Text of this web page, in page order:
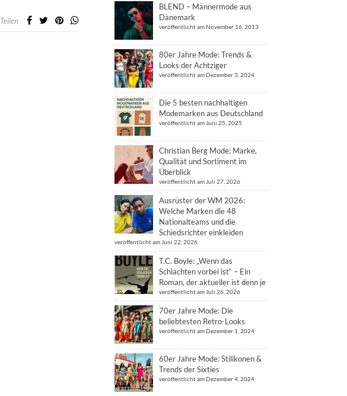
Teilen
BLEND – Männermode aus
Dänemark
veröffentlicht am November 16, 2013
80er Jahre Mode: Trends &
Looks der Achtziger
veröffentlicht am Dezember 3, 2024
Die 5 besten nachhaltigen
Modemarken aus Deutschland
veröffentlicht am Juni 25, 2025
Christian Berg Mode: Marke,
Qualität und Sortiment im
Überblick
veröffentlicht am Juli 27, 2026
Ausrüster der WM 2026:
Welche Marken die 48
Nationalteams und die
Schiedsrichter einkleiden
veröffentlicht am Juni 22, 2026
T.C. Boyle: „Wenn das
Schlachten vorbei ist“ – Ein
Roman, der aktueller ist denn je
veröffentlicht am Juli 26, 2026
70er Jahre Mode: Die
beliebtesten Retro-Looks
veröffentlicht am Dezember 1, 2024
60er Jahre Mode: Stilikonen &
Trends der Sixties
veröffentlicht am Dezember 4, 2024